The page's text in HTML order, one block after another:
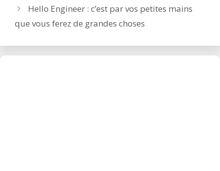
Hello Engineer : c’est par vos petites mains
que vous ferez de grandes choses